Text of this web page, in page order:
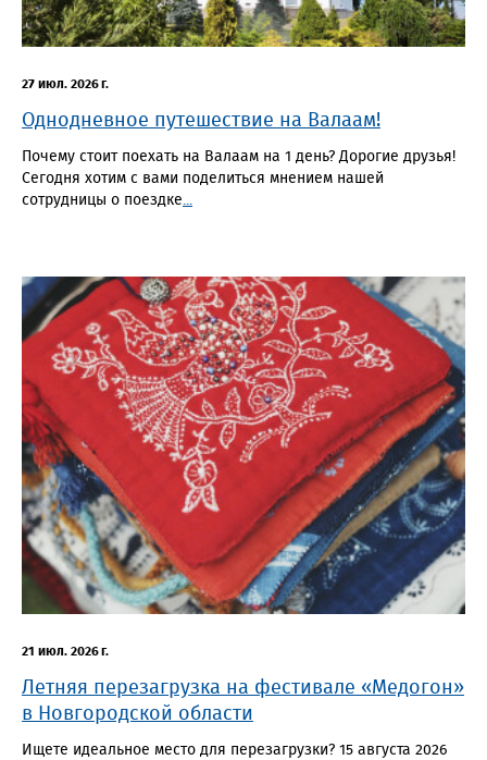
27 июл. 2026 г.
Однодневное путешествие на Валаам!
Почему стоит поехать на Валаам на 1 день? Дорогие друзья!
Сегодня хотим с вами поделиться мнением нашей
сотрудницы о поездке
21 июл. 2026 г.
Летняя перезагрузка на фестивале «Медогон»
в Новгородской области
Ищете идеальное место для перезагрузки? 15 августа 2026